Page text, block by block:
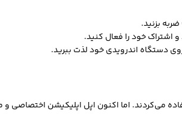
بزنید.
اشتراک خود را فعال کنید.